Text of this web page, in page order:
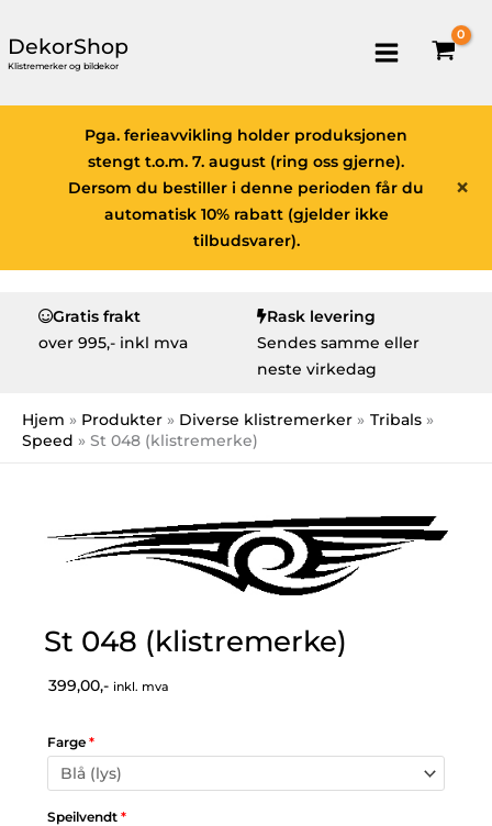
DekorShop
Klistremerker og bildekor
×
Pga. ferieavvikling holder produksjonen
stengt t.o.m. 7. august (ring oss gjerne).
Dersom du bestiller i denne perioden får du
automatisk 10% rabatt (gjelder ikke
tilbudsvarer).
Gratis frakt
over 995,- inkl mva
Rask levering
Sendes samme eller
neste virkedag
Hjem Produkter Diverse klistremerker
Tribals
Speed
St 048 (klistremerke)
St 048 (klistremerke)
399,00,- inkl. mva
Farge *
Speilvendt *